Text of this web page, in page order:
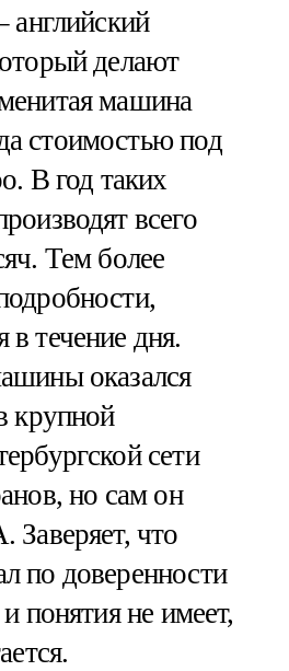
делают
машина
стоимостью под
В год таких
всего
Тем более
течение дня.
оказался
крупной
сети
но сам он
что
по доверенности
понятия не имеет,